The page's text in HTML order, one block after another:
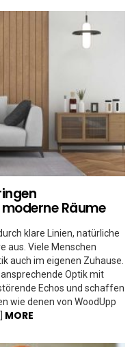
Räume
klare Linien, natürliche
aus. Viele Menschen
auch im eigenen Zuhause.
Optik mit
Echos und schaffen
wie denen von WoodUpp
MORE